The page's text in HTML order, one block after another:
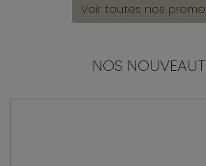
Voir toutes nos
NOS